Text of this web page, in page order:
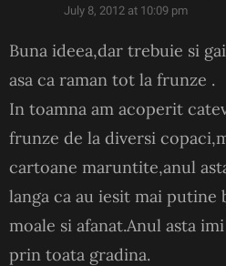
July 8, 2012 at 10:09 pm
Buna ideea,dar trebuie si
asa ca raman tot la frunze .
In toamna am acoperit
frunze de la diversi
cartoane maruntite,anul
langa ca au iesit mai
moale si afanat.Anul asta
prin toata gradina.